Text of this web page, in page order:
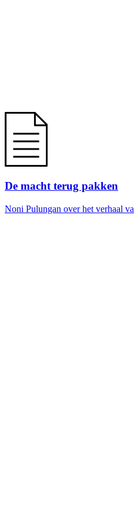
De macht terug pakken
Noni Pulungan over het verhaal